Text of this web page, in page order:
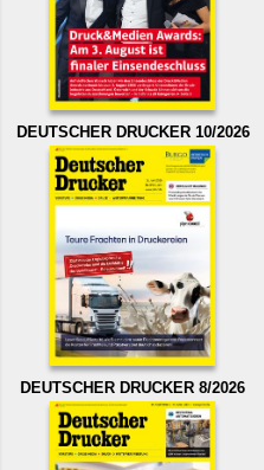
DEUTSCHER DRUCKER 10/2026
DEUTSCHER DRUCKER 8/2026